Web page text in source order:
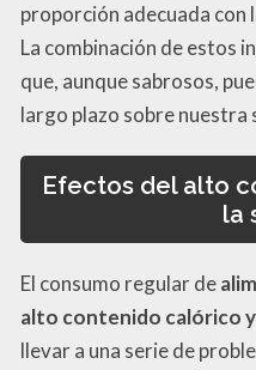
proporción adecuada con
La combinación de estos
que, aunque sabrosos,
largo plazo sobre nuestra
Efectos del alto
la
El consumo regular de
alto contenido calórico
llevar a una serie de